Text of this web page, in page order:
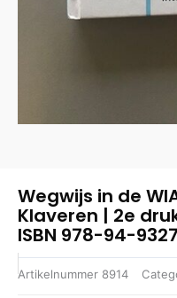
Wegwijs in de
Klaveren | 2e
ISBN 978-94-
Artikelnummer 8914